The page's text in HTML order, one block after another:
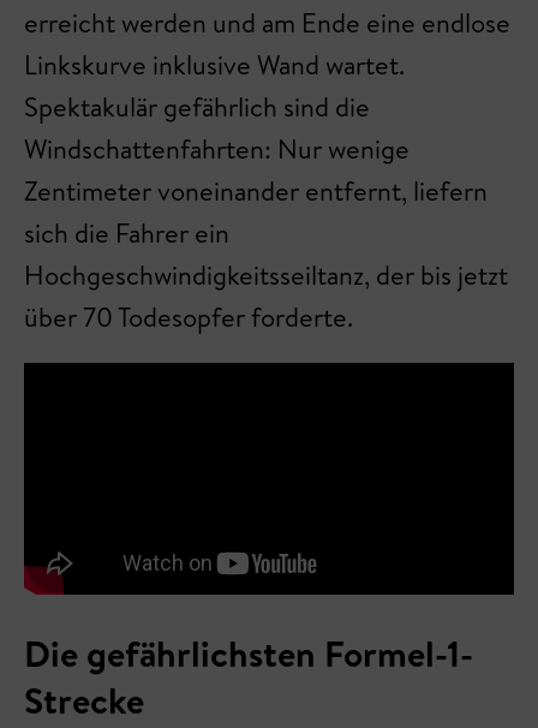
erreicht werden und am Ende eine endlose
Linkskurve inklusive Wand wartet.
Spektakulär gefährlich sind die
Windschattenfahrten: Nur wenige
Zentimeter voneinander entfernt, liefern
sich die Fahrer ein
Hochgeschwindigkeitsseiltanz, der bis jetzt
über 70 Todesopfer forderte.
Die gefährlichsten Formel-1-
Strecke